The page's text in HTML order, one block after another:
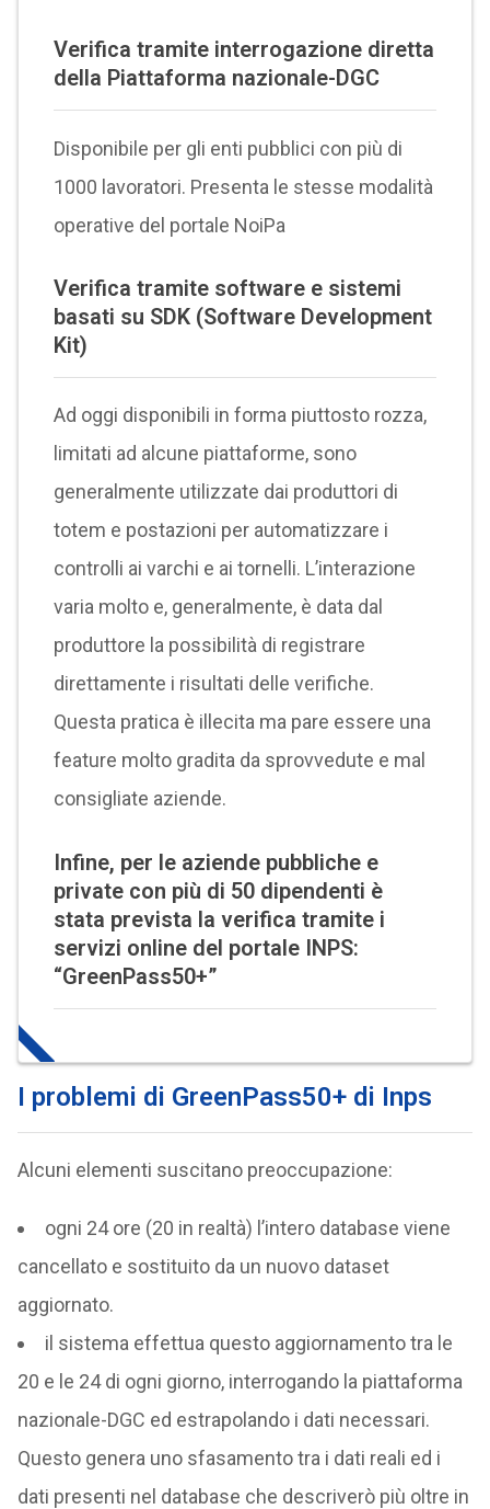
Verifica tramite interrogazione diretta
della Piattaforma nazionale-DGC
Disponibile per gli enti pubblici con più di
1000 lavoratori. Presenta le stesse modalità
operative del portale NoiPa
Verifica tramite software e sistemi
basati su SDK (Software Development
Kit)
Ad oggi disponibili in forma piuttosto rozza,
limitati ad alcune piattaforme, sono
generalmente utilizzate dai produttori di
totem e postazioni per automatizzare i
controlli ai varchi e ai tornelli. L’interazione
varia molto e, generalmente, è data dal
produttore la possibilità di registrare
direttamente i risultati delle verifiche.
Questa pratica è illecita ma pare essere una
feature molto gradita da sprovvedute e mal
consigliate aziende.
Infine, per le aziende pubbliche e
private con più di 50 dipendenti è
stata prevista la verifica tramite i
servizi online del portale INPS:
“GreenPass50+”
I problemi di GreenPass50+ di Inps
Alcuni elementi suscitano preoccupazione:
ogni 24 ore (20 in realtà) l’intero database viene
cancellato e sostituito da un nuovo dataset
aggiornato.
il sistema effettua questo aggiornamento tra le
20 e le 24 di ogni giorno, interrogando la piattaforma
nazionale-DGC ed estrapolando i dati necessari.
Questo genera uno sfasamento tra i dati reali ed i
dati presenti nel database che descriverò più oltre in